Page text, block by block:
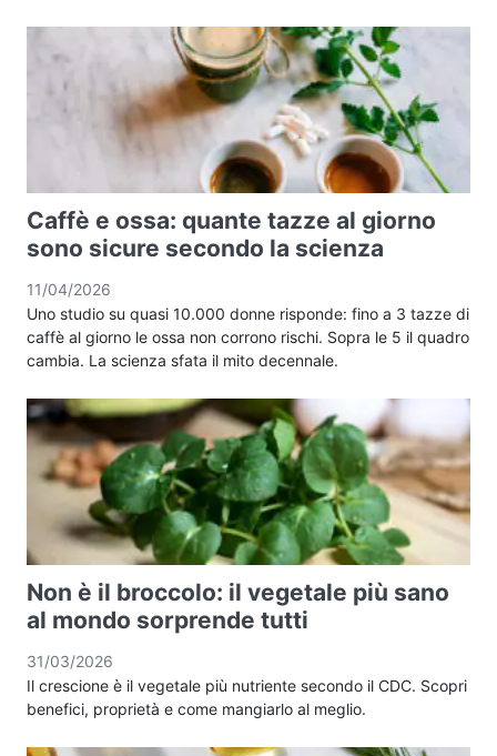
Caffè e ossa: quante tazze al giorno
sono sicure secondo la scienza
11/04/2026
Uno studio su quasi 10.000 donne risponde: fino a 3 tazze di
caffè al giorno le ossa non corrono rischi. Sopra le 5 il quadro
cambia. La scienza sfata il mito decennale.
Non è il broccolo: il vegetale più sano
al mondo sorprende tutti
31/03/2026
Il crescione è il vegetale più nutriente secondo il CDC. Scopri
benefici, proprietà e come mangiarlo al meglio.